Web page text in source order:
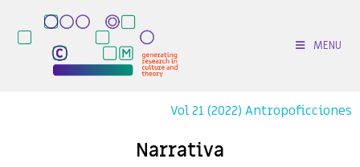
MENU
Vol 21 (2022) Antropoficciones
Narrativa